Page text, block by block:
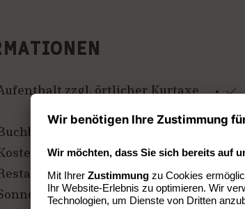
zzgl. örtlicher Kurtaxe
Jacuzzi-Pakete
Parken in Hotelnähe
mit Dach- und